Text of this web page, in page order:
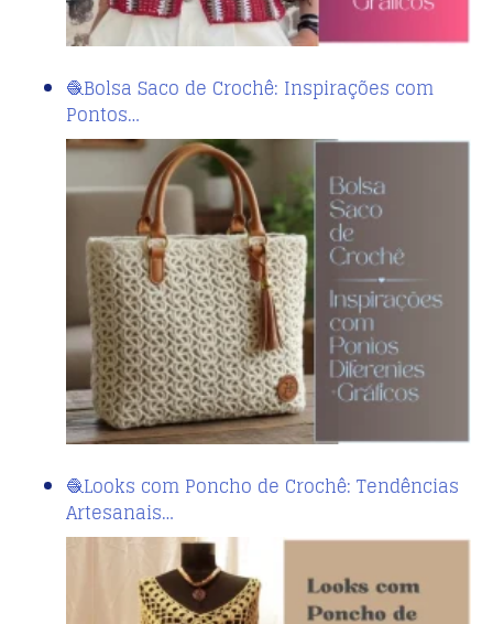
🧶Bolsa Saco de Crochê: Inspirações com
Pontos…
🧶Looks com Poncho de Crochê: Tendências
Artesanais…